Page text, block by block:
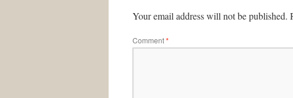
Your email address will not be published.
Comment*